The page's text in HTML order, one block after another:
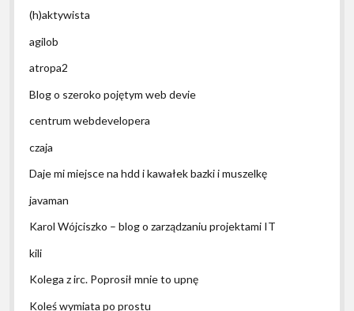
(h)aktywista
agilob
atropa2
Blog o szeroko pojętym web devie
centrum webdevelopera
czaja
Daje mi miejsce na hdd i kawałek bazki i muszelkę
javaman
Karol Wójciszko – blog o zarządzaniu projektami IT
kili
Kolega z irc. Poprosił mnie to upnę
Koleś wymiata po prostu